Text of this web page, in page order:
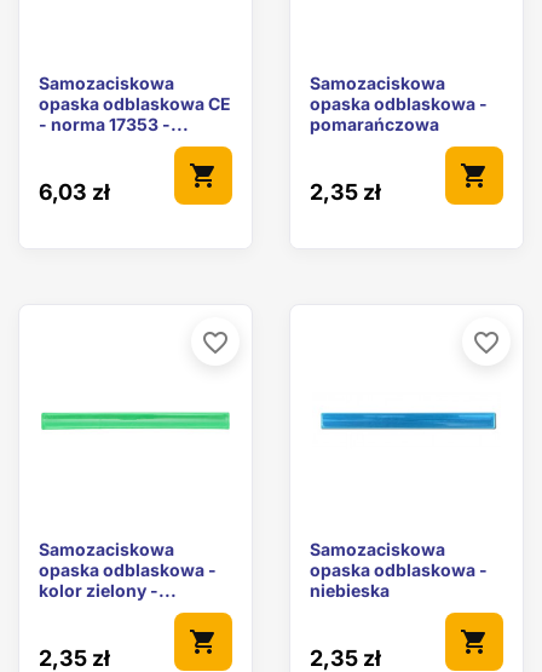
Samozaciskowa
opaska odblaskowa CE
- norma 17353 -...
6,03 zł
shopping_cart
Samozaciskowa
opaska odblaskowa -
pomarańczowa
2,35 zł
shopping_cart
Samozaciskowa
opaska odblaskowa -
kolor zielony -...
2,35 zł
shopping_cart
favorite_border
Samozaciskowa
opaska odblaskowa -
niebieska
2,35 zł
shopping_cart
favorite_border